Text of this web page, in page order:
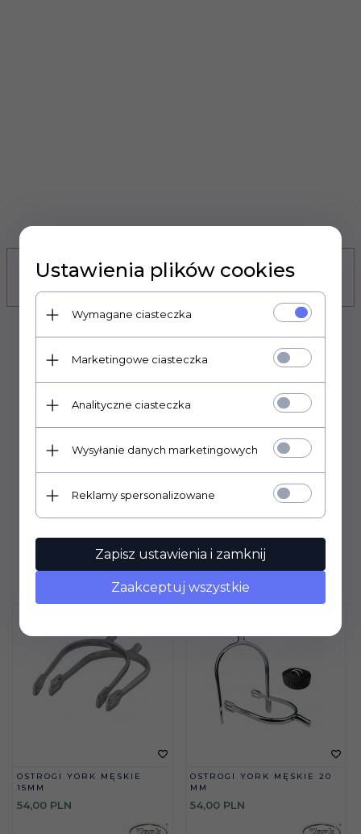
ZOBACZ RÓWNIEŻ
OSTROGI YORK MĘSKIE
15MM
54,00 PLN
OSTROGI YORK MĘSKIE 20
MM
54,00 PLN
Ustawienia plików cookies
Wymagane ciasteczka
Marketingowe ciasteczka
Analityczne ciasteczka
Wysyłanie danych marketingowych
Reklamy spersonalizowane
Zapisz ustawienia i zamknij
Zaakceptuj wszystkie